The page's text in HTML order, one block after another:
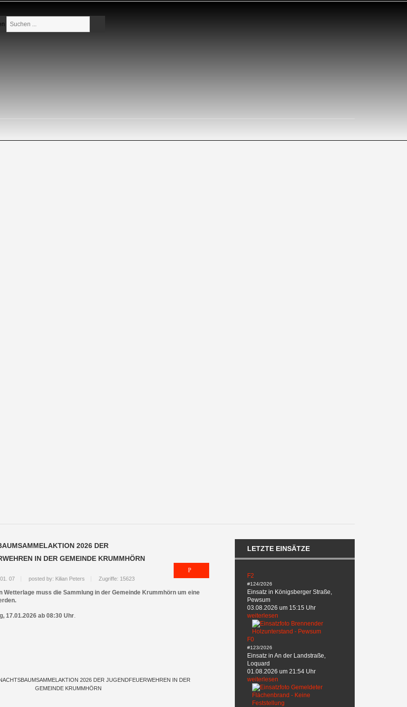
Suchen
...
2026 DER
IN DER GEMEINDE KRUMMHÖRN
07 posted by: Kilian Peters Zugriffe: 15623
Wetterlage muss die Sammlung in der Gemeinde Krummhörn um eine
17.01.2026 ab 08:30 Uhr.
2026 DER JUGENDFEUERWEHREN IN DER
GEMEINDE KRUMMHÖRN
LETZTE EINSÄTZE
F2
#124/2026
Einsatz in Königsberger Straße,
Pewsum
03.08.2026 um 15:15 Uhr
weiterlesen
F0
#123/2026
Einsatz in An der Landstraße,
Loquard
01.08.2026 um 21:54 Uhr
weiterlesen